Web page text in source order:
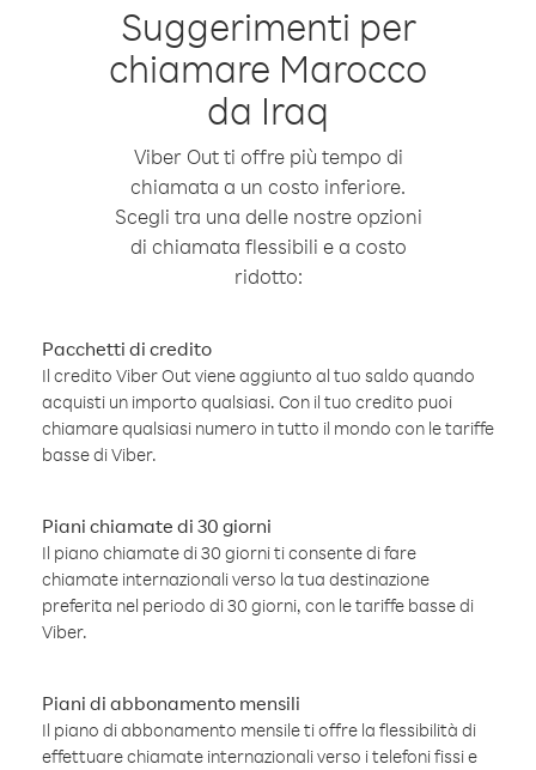
Suggerimenti per
chiamare Marocco
da Iraq
Viber Out ti offre più tempo di
chiamata a un costo inferiore.
Scegli tra una delle nostre opzioni
di chiamata flessibili e a costo
ridotto:
Pacchetti di credito
Il credito Viber Out viene aggiunto al tuo saldo quando
acquisti un importo qualsiasi. Con il tuo credito puoi
chiamare qualsiasi numero in tutto il mondo con le tariffe
basse di Viber.
Piani chiamate di 30 giorni
Il piano chiamate di 30 giorni ti consente di fare
chiamate internazionali verso la tua destinazione
preferita nel periodo di 30 giorni, con le tariffe basse di
Viber.
Piani di abbonamento mensili
Il piano di abbonamento mensile ti offre la flessibilità di
effettuare chiamate internazionali verso i telefoni fissi e